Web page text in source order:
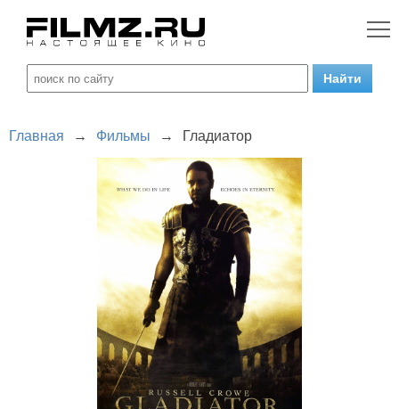
Главная → Фильмы → Гладиатор